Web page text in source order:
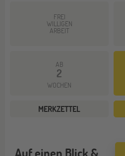
FREI
WILLIGEN
ARBEIT
AB
2
WOCHEN
MERKZETTEL
Auf einen Blick &